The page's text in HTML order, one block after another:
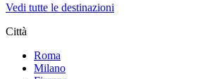
Vedi tutte le destinazioni
Città
Roma
Milano